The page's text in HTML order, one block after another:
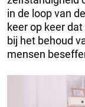
in de loop van
keer op keer
bij het behoud
mensen